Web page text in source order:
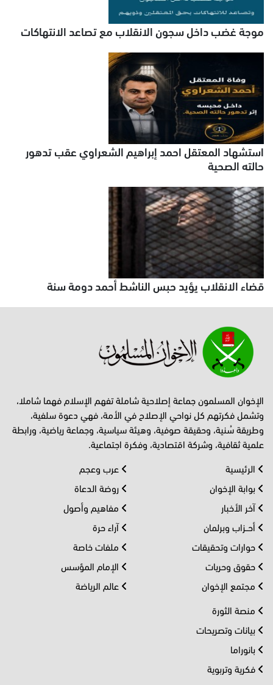
موجة غضب داخل سجون الانقلاب مع تصاعد الانتهاكات
استشهاد المعتقل احمد إبراهيم الشعراوي عقب تدهور
حالته الصحية
قضاء الانقلاب يؤيد حبس الناشط أحمد دومة سنة
الإخوان المسلمون جماعة إصلاحية شاملة تفهم الإسلام فهما شاملا،
وتشمل فكرتهم كل نواحي الإصلاح في الأمة، فهي دعوة سلفية،
وطريقة سُنية، وحقيقة صوفية، وهيئة سياسية، وجماعة رياضية، ورابطة
علمية ثقافية، وشركة اقتصادية، وفكرة اجتماعية.
الرئيسية
بوابة الإخوان
آخر الأخبار
أحــزاب وبرلمان
حوارات وتحقيقات
حقوق وحريات
مجتمع الإخوان
عرب وعجم
روضة الدعاة
مفاهيم وأصول
آراء حرة
ملفات خاصة
الإمام المؤسس
عالم الرياضة
منصة الثورة
بيانات وتصريحات
بانوراما
فكرية وتربوية